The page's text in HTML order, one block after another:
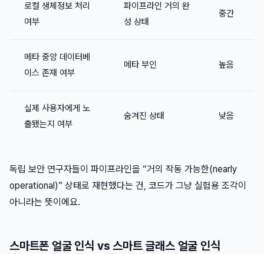
로컬 생체정보 처리
여부
파이프라인 거의 완
성 상태
중간
메타 중앙 데이터베
이스 존재 여부
메타 부인 높음
실제 사용자에게 노
출됐는지 여부
숨겨진 상태 낮음
독립 보안 연구자들이 파이프라인을 “거의 작동 가능한(nearly
operational)” 상태로 재현했다는 건, 코드가 그냥 실험용 조각이
아니라는 뜻이에요.
스마트폰 얼굴 인식 vs 스마트 글래스 얼굴 인식